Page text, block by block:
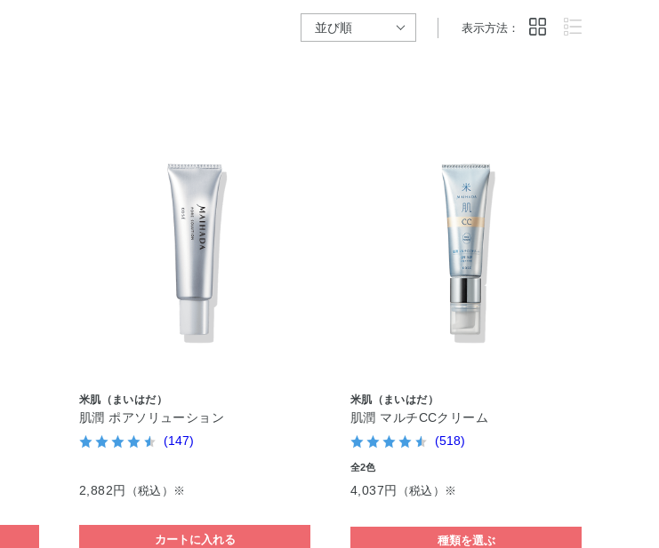
表示方法：
米肌（まいはだ）
肌潤 ポアソリューション
(147)
2,882円 （税込）※
カートに入れる
米肌（まいはだ）
肌潤 マルチCCクリーム
(518)
全2色
4,037円 （税込）※
種類を選ぶ